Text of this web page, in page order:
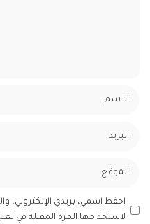
احفظ اسمي، بريدي الإلكتروني،
لاستخدامها المرة المقبلة في